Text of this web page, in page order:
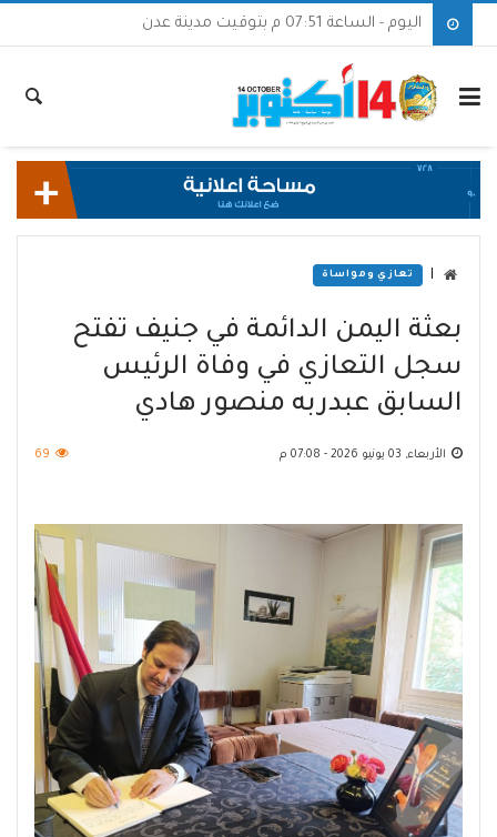
اليوم - الساعة 07:51 م بتوقيت مدينة عدن
تعازي ومواساة
بعثة اليمن الدائمة في جنيف تفتح
سجل التعازي في وفاة الرئيس
السابق عبدربه منصور هادي
الأربعاء, 03 يونيو 2026 - 07:08 م 69